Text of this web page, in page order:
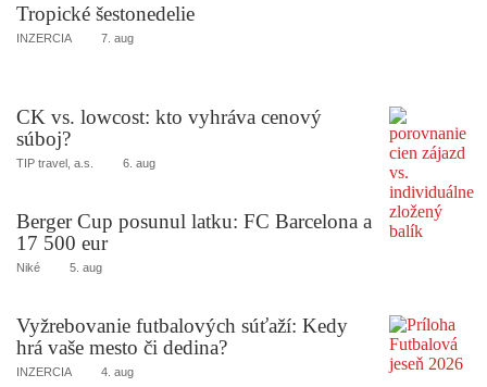
Tropické šestonedelie
INZERCIA 7. aug
CK vs. lowcost: kto vyhráva cenový
súboj?
TIP travel, a.s. 6. aug
Berger Cup posunul latku: FC Barcelona a
17 500 eur
Niké 5. aug
Vyžrebovanie futbalových súťaží: Kedy
hrá vaše mesto či dedina?
INZERCIA 4. aug